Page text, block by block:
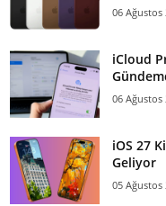
06 Ağustos
iCloud
06 Ağustos
iOS 27
Geliyor
05 Ağustos